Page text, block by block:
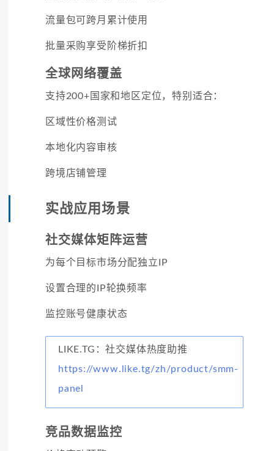
流量包可跨月累计使用
批量采购享受阶梯折扣
全球网络覆盖
支持200+国家和地区定位，特别适合：
区域性价格测试
本地化内容审核
跨境店铺管理
实战应用场景
社交媒体矩阵运营
为每个目标市场分配独立IP
设置合理的IP轮换频率
监控账号健康状态
LIKE.TG：社交媒体热度助推
https://www.like.tg/zh/product/smm-
panel
竞品数据监控